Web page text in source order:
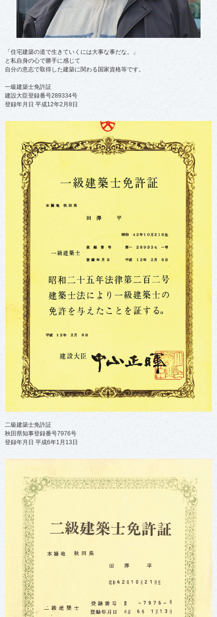
」
「住宅建築の道で生きていくには大事な事だな。」
と私自身の心で勝手に感じて
自分の意志で取得した建築に関わる国家資格等です。
一級建築士免許証
建設大臣登録番号289334号
登録年月日 平成12年2月8日
二級建築士免許証
秋田県知事登録番号7976号
登録年月日 平成6年1月13日